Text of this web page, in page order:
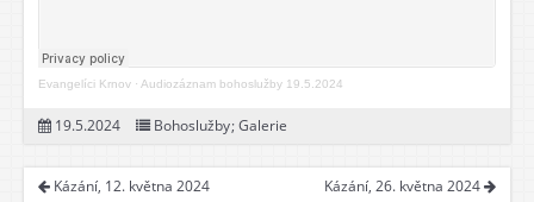
Evangelíci Krnov · Audiozáznam bohoslužby 19.5.2024
19.5.2024 Bohoslužby;Galerie
Kázání, 12. května 2024 Kázání, 26. května 2024